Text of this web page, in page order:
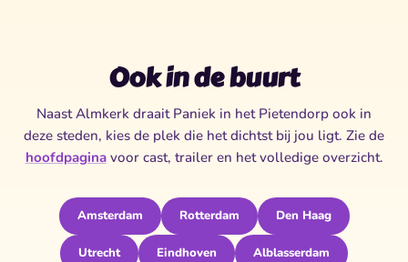
Ook in de buurt
Naast Almkerk draait Paniek in het Pietendorp ook in
deze steden, kies de plek die het dichtst bij jou ligt. Zie de
hoofdpaginavoor cast, trailer en het volledige overzicht.
Amsterdam Rotterdam Den Haag
Utrecht Eindhoven Alblasserdam